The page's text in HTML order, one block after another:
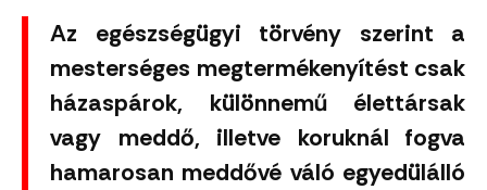
Az egészségügyi törvény szerint a
mesterséges megtermékenyítést csak
házaspárok, különnemű élettársak
vagy meddő, illetve koruknál fogva
hamarosan meddővé váló egyedülálló